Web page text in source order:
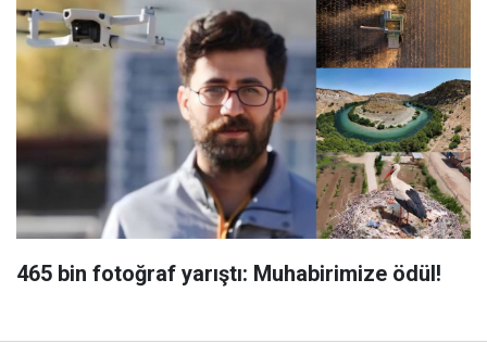
465 bin fotoğraf yarıştı: Muhabirimize ödül!